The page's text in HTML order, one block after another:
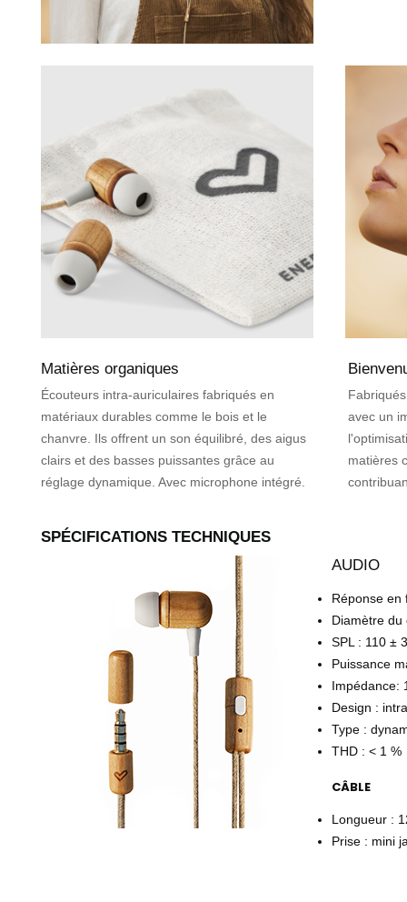
Matières organiques
Écouteurs intra-auriculaires fabriqués en
matériaux durables comme le bois et le
chanvre. Ils offrent un son équilibré, des aigus
clairs et des basses puissantes grâce au
réglage dynamique. Avec microphone intégré.
avec un
matières
SPÉCIFICATIONS TECHNIQUES
AUDIO
Réponse en
Diamètre du
SPL : 110 ±
Puissance
Impédance:
Design :
Type :
THD : < 1 %
CÂBLE
Longueur :
Prise : mini